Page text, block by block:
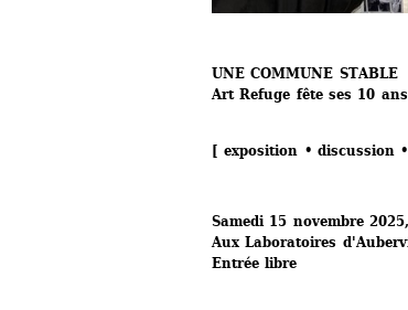
UNE COMMUNE STABLE
Art Refuge fête ses 10
[ exposition • discussion
Samedi 15 novembre
Aux Laboratoires
Entrée libre